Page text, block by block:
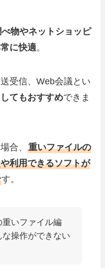
物やネットショッピ
に快適。
受信、Web会議とい
てもおすすめできま
合、重いファイルの
利用できるソフトが
す。
重いファイル編
操作ができない